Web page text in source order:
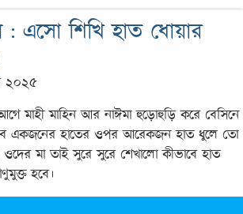
: এসো শিখি হাত ধোয়ার
২০২৫
মাহী মাহিন আর নাঈমা হুড়োহুড়ি করে বেসিনে
একজনের হাতের ওপর আরেকজন হাত ধুলে তো
মা তাই সুরে সুরে শেখালো কীভাবে হাত
হবে।